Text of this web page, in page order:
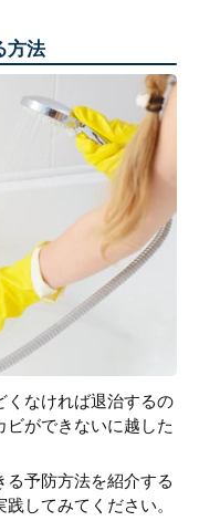
方法
くなければ退治するの
ができないに越した
予防方法を紹介する
してみてください。